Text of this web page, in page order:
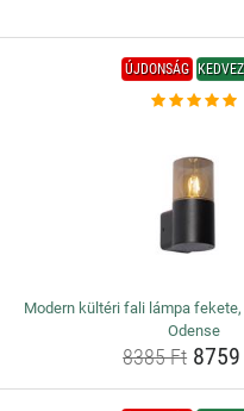
ÚJDONSÁG
Modern kültéri fali lámpa
Odense
8385 Ft